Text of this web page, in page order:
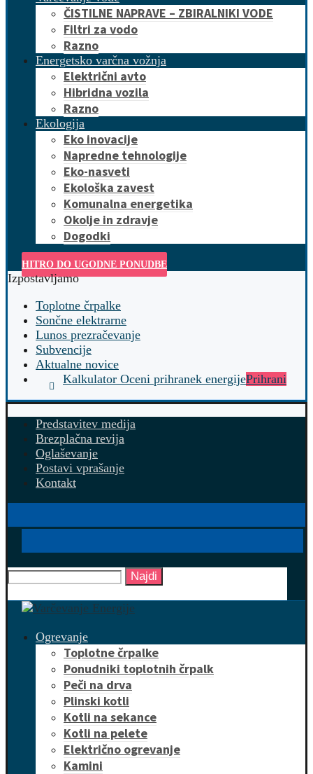
ČISTILNE NAPRAVE – ZBIRALNIKI VODE
Filtri za vodo
Razno
Energetsko varčna vožnja
Električni avto
Hibridna vozila
Razno
Ekologija
Eko inovacije
Napredne tehnologije
Eko-nasveti
Ekološka zavest
Komunalna energetika
Okolje in zdravje
Dogodki
HITRO DO UGODNE PONUDBE
Izpostavljamo
Toplotne črpalke
Sončne elektrarne
Lunos prezračevanje
Subvencije
Aktualne novice
Kalkulator Oceni prihranek energijePrihrani
Predstavitev medija
Brezplačna revija
Oglaševanje
Postavi vprašanje
Kontakt
Najdi
Ogrevanje
Toplotne črpalke
Ponudniki toplotnih črpalk
Peči na drva
Plinski kotli
Kotli na sekance
Kotli na pelete
Električno ogrevanje
Kamini